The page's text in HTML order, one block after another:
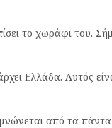
το χωράφι του.
Ελλάδα. Αυτός
από τα πάντα